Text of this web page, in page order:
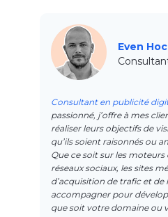
Even
Consultant en publicité
passionné, j’offre à mes
réaliser leurs objectifs de
qu’ils soient raisonnés ou
Que ce soit sur les moteurs
réseaux sociaux, les sites
d’acquisition de trafic et de
accompagner pour
que soit votre domaine ou